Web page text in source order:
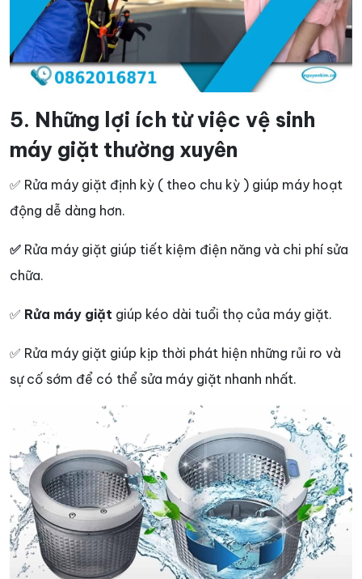
5. Những lợi ích từ việc vệ sinh
máy giặt thường xuyên
✅ Rửa máy giặt định kỳ ( theo chu kỳ ) giúp máy hoạt
động dễ dàng hơn.
✅ Rửa máy giặt giúp tiết kiệm điện năng và chi phí sửa
chữa.
✅ Rửa máy giặt giúp kéo dài tuổi thọ của máy giặt.
✅ Rửa máy giặt giúp kịp thời phát hiện những rủi ro và
sự cố sớm để có thể sửa máy giặt nhanh nhất.